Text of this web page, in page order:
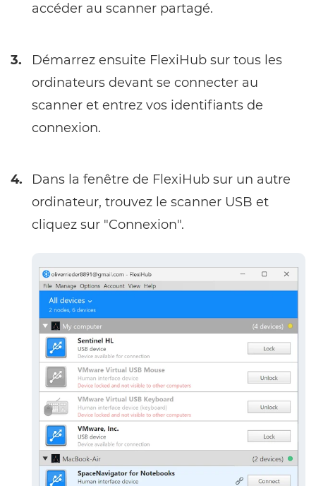
accéder au scanner partagé.
3.
Démarrez ensuite FlexiHub sur tous les
ordinateurs devant se connecter au
scanner et entrez vos identifiants de
connexion.
4.
Dans la fenêtre de FlexiHub sur un autre
ordinateur, trouvez le scanner USB et
cliquez sur "Connexion".